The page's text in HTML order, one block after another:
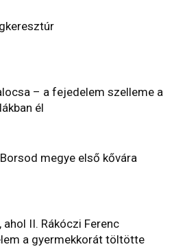
– a fejedelem szelleme a
él
megye első kővára
ahol II. Rákóczi Ferenc
a gyermekkorát töltötte